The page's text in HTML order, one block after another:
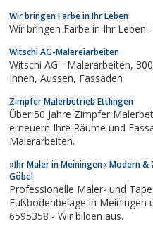
Dienstleistungen. Wir sehen
Wir bringen Farbe in Ihr Leben
Wir bringen Farbe in Ihr Leben
Witschi AG-Malereiarbeiten
Witschi AG - Malerarbeiten, 3006 Bern, Malerarbeiten aller Art,
Innen, Aussen, Fassaden
Zimpfer Malerbetrieb Ettlingen
Über 50 Jahre Zimpfer
erneuern Ihre Räume und
Malerarbeiten.
»Ihr Maler in Meiningen« Modern
Göbel
Professionelle Maler- und
Fußbodenbeläge in Meiningen
6595358 - Wir bilden aus.